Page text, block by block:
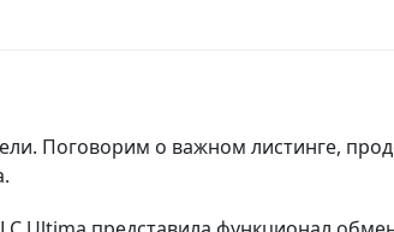
Поговорим о важном листинге,